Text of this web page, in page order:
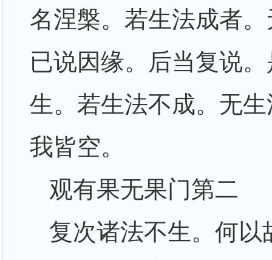
名涅槃。若生法成者
已说因缘。后当复说
生。若生法不成。无
我皆空。
观有果无果门第二
复次诸法不生。何以